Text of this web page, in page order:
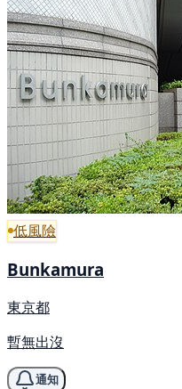
低風險
Bunkamura
東京都
暫無出沒
通知